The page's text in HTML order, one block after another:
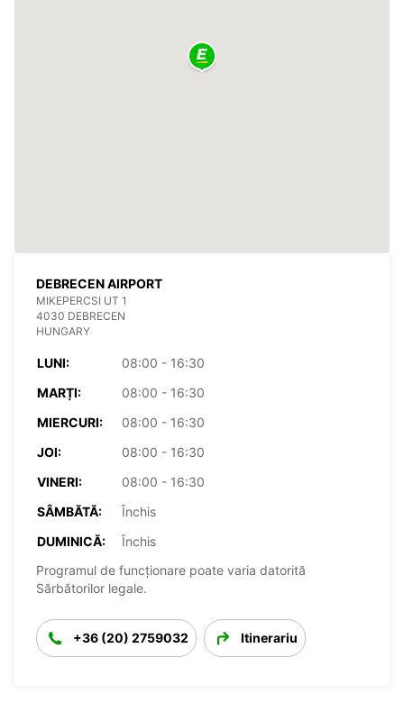
DEBRECEN AIRPORT
MIKEPERCSI UT 1
4030 DEBRECEN
HUNGARY
LUNI:
08:00 - 16:30
MARȚI:
08:00 - 16:30
MIERCURI:
08:00 - 16:30
JOI:
08:00 - 16:30
VINERI:
08:00 - 16:30
SÂMBĂTĂ:
Închis
DUMINICĂ:
Închis
Programul de funcționare poate varia datorită
Sărbătorilor legale.
+36 (20) 2759032 Itinerariu